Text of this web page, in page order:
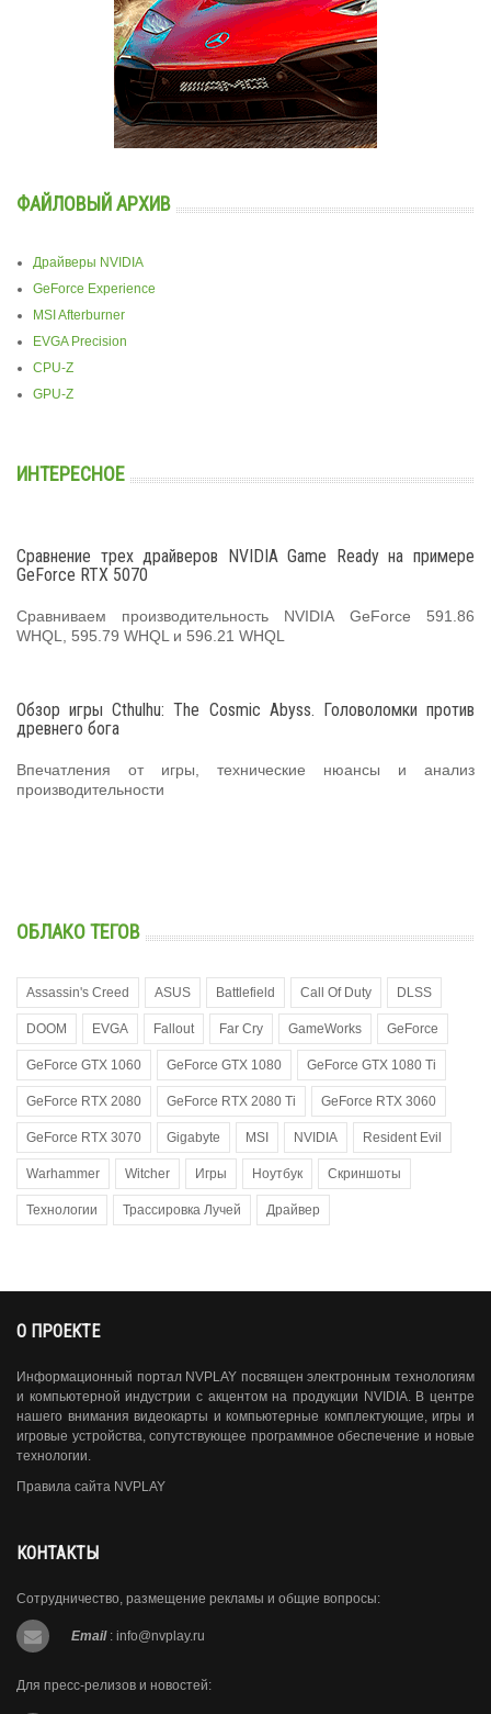
ФАЙЛОВЫЙ АРХИВ
Драйверы NVIDIA
GeForce Experience
MSI Afterburner
EVGA Precision
CPU-Z
GPU-Z
ИНТЕРЕСНОЕ
Сравнение трех драйверов NVIDIA Game Ready на примере
GeForce RTX 5070
Сравниваем производительность NVIDIA GeForce 591.86
WHQL, 595.79 WHQL и 596.21 WHQL
Обзор игры Cthulhu: The Cosmic Abyss. Головоломки против
древнего бога
Впечатления от игры, технические нюансы и анализ
производительности
ОБЛАКО ТЕГОВ
Assassin's Creed ASUS Battlefield Call Of Duty DLSS
DOOM EVGA Fallout Far Cry GameWorks GeForce
GeForce GTX 1060 GeForce GTX 1080 GeForce GTX 1080 Ti
GeForce RTX 2080 GeForce RTX 2080 Ti GeForce RTX 3060
GeForce RTX 3070 Gigabyte MSI NVIDIA Resident Evil
Warhammer Witcher Игры Ноутбук Скриншоты
Технологии Трассировка Лучей Драйвер
О ПРОЕКТЕ
Информационный портал NVPLAY посвящен электронным технологиям
и компьютерной индустрии с акцентом на продукции NVIDIA. В центре
нашего внимания видеокарты и компьютерные комплектующие, игры и
игровые устройства, сопутствующее программное обеспечение и новые
технологии.
Правила сайта NVPLAY
КОНТАКТЫ
Сотрудничество, размещение рекламы и общие вопросы:
Email : info@nvplay.ru
Для пресс-релизов и новостей: